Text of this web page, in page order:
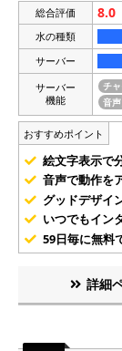
総合評価 8.0
水の種類
サーバー
サーバー
機能
チ
音
おすすめポイント
絵文字表示で
音声で動作を
グッドデザイ
いつでもイン
59日毎に無料
詳細